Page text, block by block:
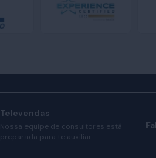
Televendas
Nossa equipe de consultores está
preparada para te auxiliar.